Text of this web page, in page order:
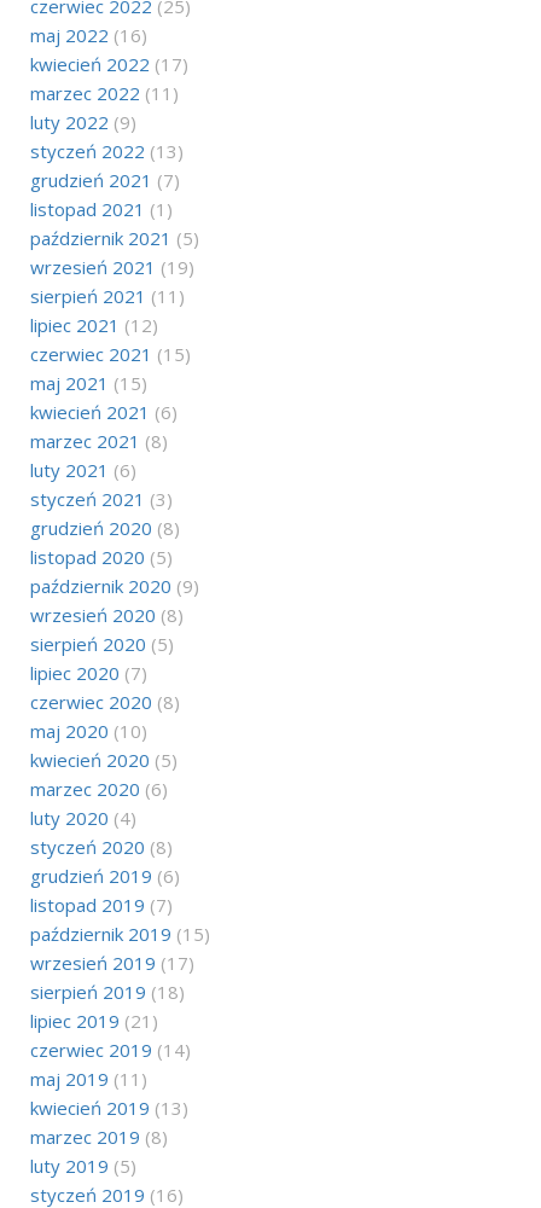
czerwiec 2022 (25)
maj 2022 (16)
kwiecień 2022 (17)
marzec 2022 (11)
luty 2022 (9)
styczeń 2022 (13)
grudzień 2021 (7)
listopad 2021 (1)
październik 2021 (5)
wrzesień 2021 (19)
sierpień 2021 (11)
lipiec 2021 (12)
czerwiec 2021 (15)
maj 2021 (15)
kwiecień 2021 (6)
marzec 2021 (8)
luty 2021 (6)
styczeń 2021 (3)
grudzień 2020 (8)
listopad 2020 (5)
październik 2020 (9)
wrzesień 2020 (8)
sierpień 2020 (5)
lipiec 2020 (7)
czerwiec 2020 (8)
maj 2020 (10)
kwiecień 2020 (5)
marzec 2020 (6)
luty 2020 (4)
styczeń 2020 (8)
grudzień 2019 (6)
listopad 2019 (7)
październik 2019 (15)
wrzesień 2019 (17)
sierpień 2019 (18)
lipiec 2019 (21)
czerwiec 2019 (14)
maj 2019 (11)
kwiecień 2019 (13)
marzec 2019 (8)
luty 2019 (5)
styczeń 2019 (16)